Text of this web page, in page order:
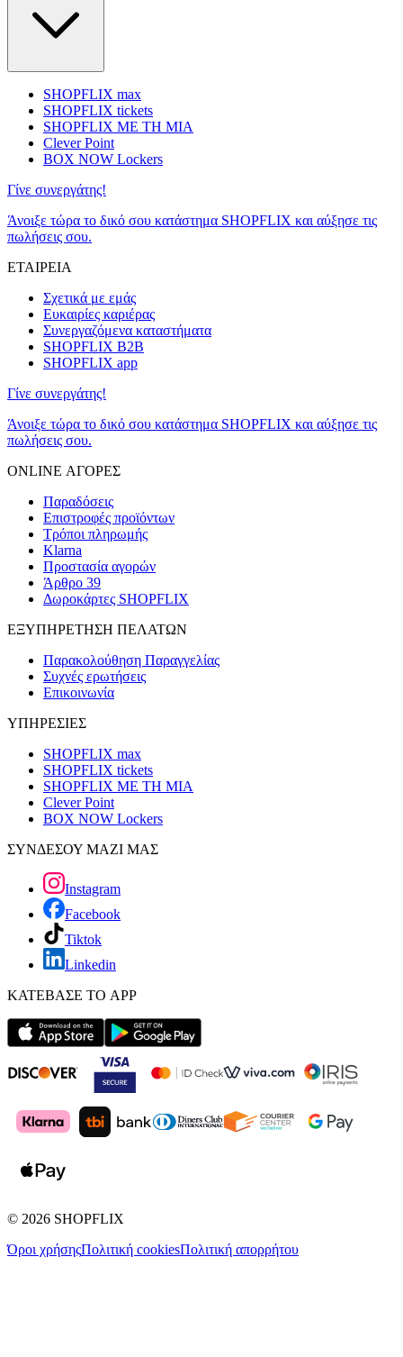
SHOPFLIX max
SHOPFLIX tickets
SHOPFLIX ΜΕ ΤΗ ΜΙΑ
Clever Point
BOX NOW Lockers
Γίνε συνεργάτης!
Άνοιξε τώρα το δικό σου κατάστημα SHOPFLIX και αύξησε τις
πωλήσεις σου.
ΕΤΑΙΡΕΙΑ
Σχετικά με εμάς
Ευκαιρίες καριέρας
Συνεργαζόμενα καταστήματα
SHOPFLIX B2B
SHOPFLIX app
Γίνε συνεργάτης!
Άνοιξε τώρα το δικό σου κατάστημα SHOPFLIX και αύξησε τις
πωλήσεις σου.
ONLINE ΑΓΟΡΕΣ
Παραδόσεις
Επιστροφές προϊόντων
Τρόποι πληρωμής
Klarna
Προστασία αγορών
Άρθρο 39
Δωροκάρτες SHOPFLIX
ΕΞΥΠΗΡΕΤΗΣΗ ΠΕΛΑΤΩΝ
Παρακολούθηση Παραγγελίας
Συχνές ερωτήσεις
Επικοινωνία
ΥΠΗΡΕΣΙΕΣ
SHOPFLIX max
SHOPFLIX tickets
SHOPFLIX ΜΕ ΤΗ ΜΙΑ
Clever Point
BOX NOW Lockers
ΣΥΝΔΕΣΟΥ ΜΑΖΙ ΜΑΣ
Instagram
Facebook
Tiktok
Linkedin
ΚΑΤΕΒΑΣΕ ΤΟ APP
© 2026 SHOPFLIX
Όροι χρήσηςΠολιτική cookiesΠολιτική απορρήτου